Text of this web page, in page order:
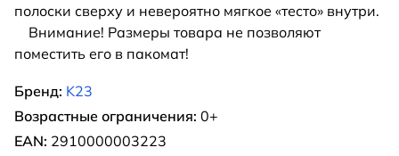
полоски сверху и невероятно мягкое «тесто» внутри.
Внимание! Размеры товара не позволяют
поместить его в пакомат!
Бренд: K23
Возрастные ограничения: 0+
EAN: 2910000003223